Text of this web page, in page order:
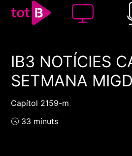
00:00 00:00
1x
IB3 NOTÍCIES
SETMANA
Capítol 2159-m
🕓 33 minuts